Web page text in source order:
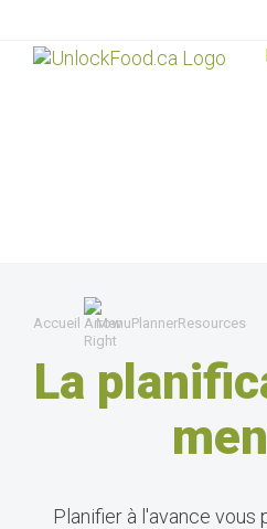
Accueil MenuPlannerResources
La
Planifier à l'avance